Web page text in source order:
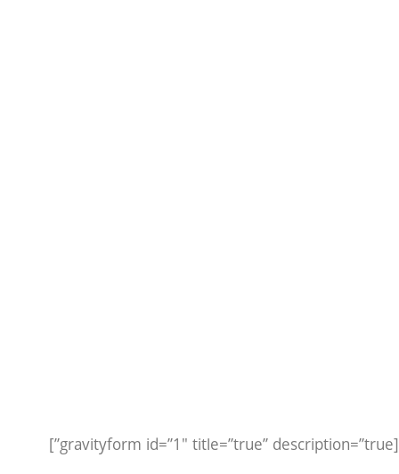
[gravityform id=”1″ title=”true” description=”true”]